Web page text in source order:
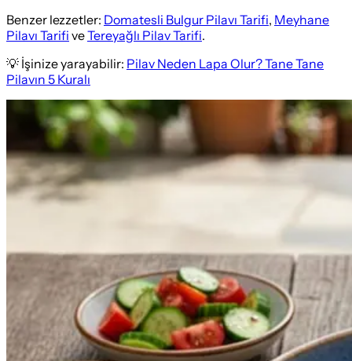
Benzer lezzetler: Domatesli Bulgur Pilavı Tarifi, Meyhane
Pilavı Tarifi veTereyağlı Pilav Tarifi.
💡 İşinize yarayabilir: Pilav Neden Lapa Olur? Tane Tane
Pilavın 5 Kuralı